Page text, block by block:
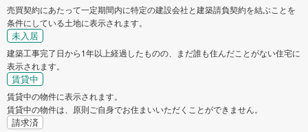
売買契約にあたって一定期間内に特定の建設会社と建築請負契約を結ぶことを
条件にしている土地に表示されます。
未入居
建築工事完了日から1年以上経過したものの、まだ誰も住んだことがない住宅に
表示されます。
賃貸中
賃貸中の物件に表示されます。
賃貸中の物件は、原則ご自身でお住まいいただくことができません。
請求済